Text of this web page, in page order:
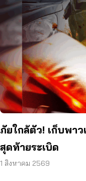
ภัยใกล้ตัว! เก็บพา
สุดท้ายระเบิด
1 สิงหาคม 2569